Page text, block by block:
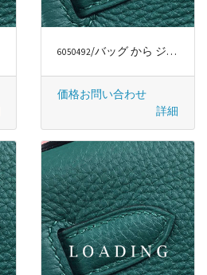
6050492/バッグ から ジミー・チュウ/JIMMY CHOO
価格お問い合わせ
詳細